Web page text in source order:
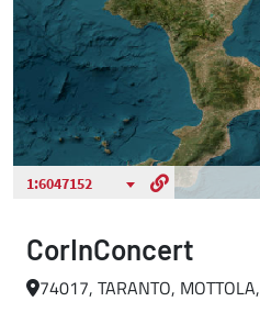
CorInConcert
74017, TARANTO, MOTTOLA,